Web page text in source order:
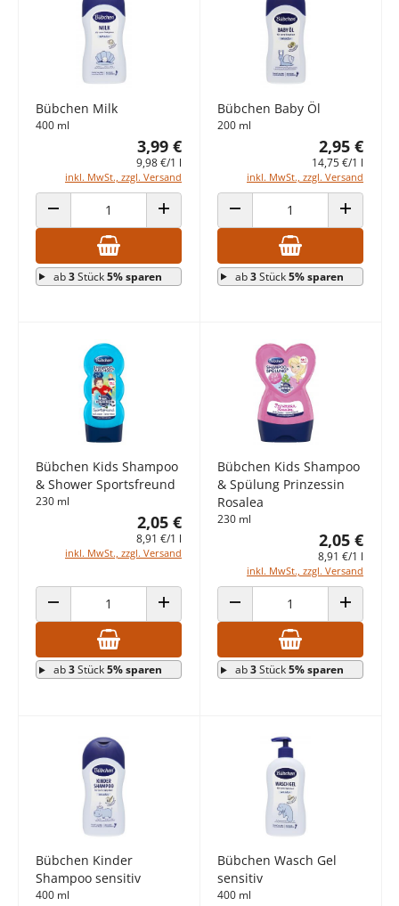
Bübchen Milk
400 ml
3,99 €
9,98 €/1 l
inkl. MwSt., zzgl. Versand
ANZAHL VERRINGERN ANZAHL ERHÖHEN
ab3Stück5% sparen
Bübchen Baby Öl
200 ml
2,95 €
14,75 €/1 l
inkl. MwSt., zzgl. Versand
ANZAHL VERRINGERN ANZAHL
ab3Stück5% sparen
Bübchen Kids Shampoo
& Shower Sportsfreund
230 ml
2,05 €
8,91 €/1 l
inkl. MwSt., zzgl. Versand
ANZAHL VERRINGERN ANZAHL ERHÖHEN
ab3Stück5% sparen
Bübchen Kids Shampoo
& Spülung Prinzessin
Rosalea
230 ml
2,05 €
8,91 €/1 l
inkl. MwSt., zzgl. Versand
ANZAHL VERRINGERN ANZAHL
ab3Stück5% sparen
Bübchen Kinder
Shampoo sensitiv
400 ml
Bübchen Wasch Gel
sensitiv
400 ml